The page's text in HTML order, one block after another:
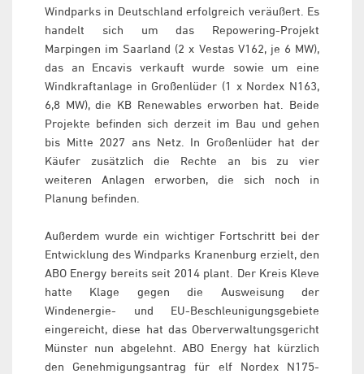
Windparks in Deutschland erfolgreich veräußert. Es
handelt sich um das Repowering-Projekt
Marpingen im Saarland (2 x Vestas V162, je 6 MW),
das an Encavis verkauft wurde sowie um eine
Windkraftanlage in Großenlüder (1 x Nordex N163,
6,8 MW), die KB Renewables erworben hat. Beide
Projekte befinden sich derzeit im Bau und gehen
bis Mitte 2027 ans Netz. In Großenlüder hat der
Käufer zusätzlich die Rechte an bis zu vier
weiteren Anlagen erworben, die sich noch in
Planung befinden.
Außerdem wurde ein wichtiger Fortschritt bei der
Entwicklung des Windparks Kranenburg erzielt, den
ABO Energy bereits seit 2014 plant. Der Kreis Kleve
hatte Klage gegen die Ausweisung der
Windenergie- und EU-Beschleunigungsgebiete
eingereicht, diese hat das Oberverwaltungsgericht
Münster nun abgelehnt. ABO Energy hat kürzlich
den Genehmigungsantrag für elf Nordex N175-